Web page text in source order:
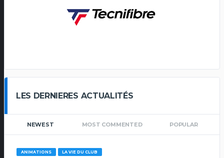
LES DERNIERES ACTUALITÉS
NEWEST MOST COMMENTED POPULAR
ANIMATIONS LA VIE DU CLUB